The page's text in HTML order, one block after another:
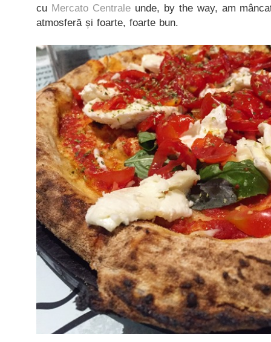
cu Mercato Centraleunde, by the way, am
atmosferă și foarte, foarte bun.